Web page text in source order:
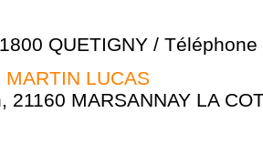
QUETIGNY /
MARTIN LUCAS
21160 MARSANNAY LA